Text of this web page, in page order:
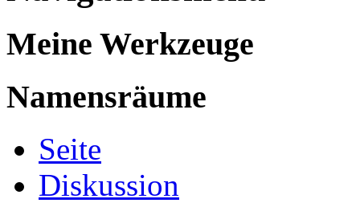
Meine Werkzeuge
Namensräume
Seite
Diskussion